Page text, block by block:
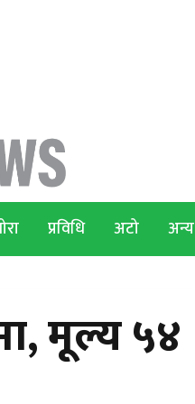
प्रविधि अटो अन्य
मूल्य ५४